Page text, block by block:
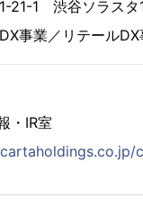
1 渋谷ソラスタ
事業／リテールDX
・IR室